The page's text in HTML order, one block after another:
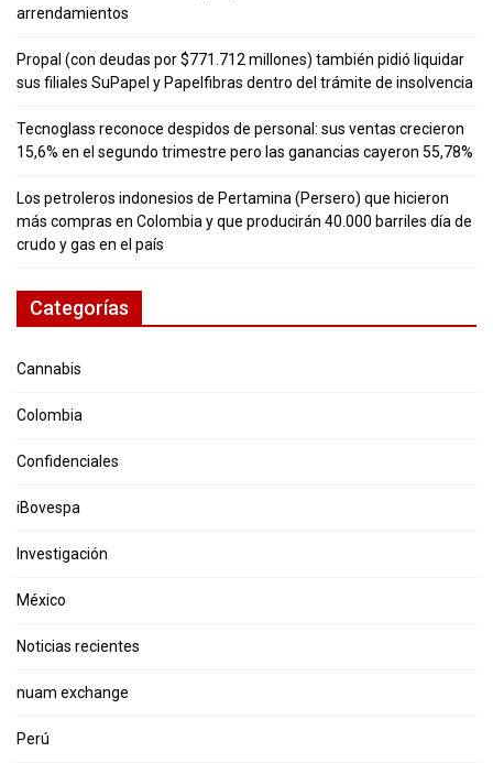
arrendamientos
Propal (con deudas por $771.712 millones) también pidió liquidar
sus filiales SuPapel y Papelfibras dentro del trámite de insolvencia
Tecnoglass reconoce despidos de personal: sus ventas crecieron
15,6% en el segundo trimestre pero las ganancias cayeron 55,78%
Los petroleros indonesios de Pertamina (Persero) que hicieron
más compras en Colombia y que producirán 40.000 barriles día de
crudo y gas en el país
Categorías
Cannabis
Colombia
Confidenciales
iBovespa
Investigación
México
Noticias recientes
nuam exchange
Perú